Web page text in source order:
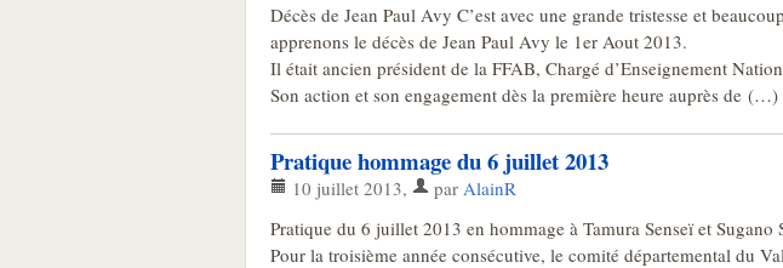
Décès de Jean Paul Avy C’est avec une grande tristesse et
apprenons le décès de Jean Paul Avy le 1er Aout 2013.
Il était ancien président de la FFAB, Chargé d’Enseignement
Son action et son engagement dès la première heure auprès de (…)
Pratique hommage du 6 juillet 2013
10 juillet 2013, par AlainR
Pratique du 6 juillet 2013 en hommage à Tamura Senseï et Sugano
Pour la troisième année consécutive, le comité départemental du